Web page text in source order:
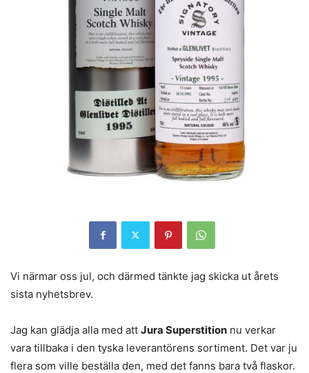
Vi närmar oss jul, och därmed tänkte jag skicka ut årets
sista nyhetsbrev.
Jag kan glädja alla med att Jura Superstition nu verkar
vara tillbaka i den tyska leverantörens sortiment. Det var ju
flera som ville beställa den, med det fanns bara två flaskor.